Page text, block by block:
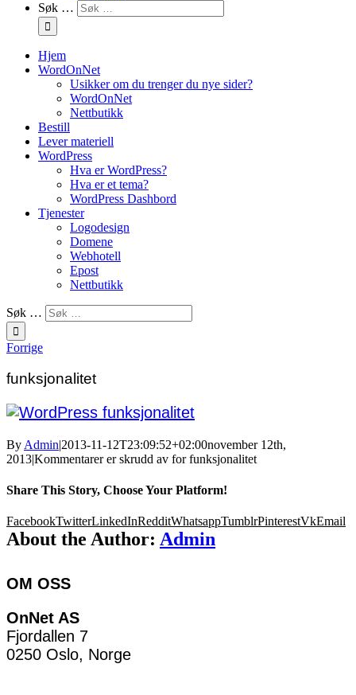
Søk …
Hjem
WordOnNet
Usikker om du trenger du nye sider?
WordOnNet
Nettbutikk
Bestill
Lever materiell
WordPress
Hva er WordPress?
Hva er et tema?
WordPress Dashbord
Tjenester
Logodesign
Domene
Webhotell
Epost
Nettbutikk
Søk …
Forrige
funksjonalitet
By Admin|2013-11-12T23:09:52+02:00november 12th,
2013|Kommentarer er skrudd av for funksjonalitet
Share This Story, Choose Your Platform!
FacebookTwitterLinkedInRedditWhatsappTumblrPinterestVkEmail
About the Author: Admin
OM OSS
OnNet AS
Fjordallen 7
0250 Oslo, Norge